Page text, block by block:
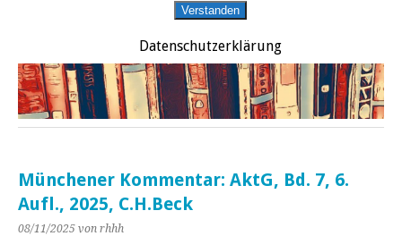
Münchener Kommentar: AktG, Bd. 7, 6.
Aufl., 2025, C.H.Beck
08/11/2025 von rhhh
Verstanden
Datenschutzerklärung